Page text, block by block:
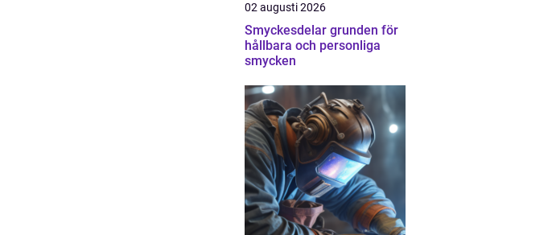
02 augusti 2026
Smyckesdelar grunden för
hållbara och personliga
smycken